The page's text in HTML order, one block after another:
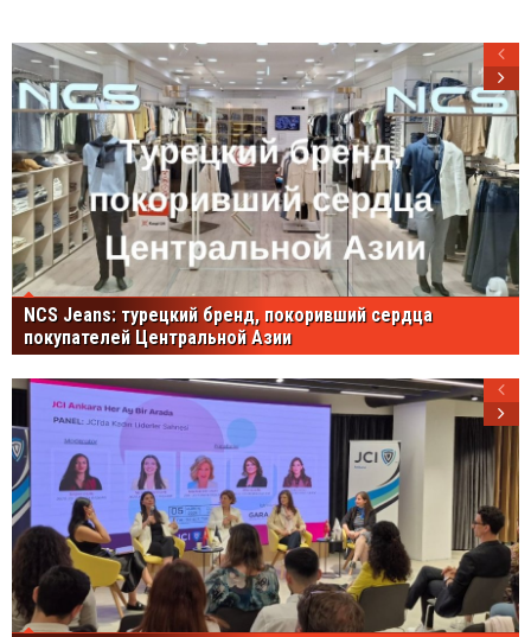
NCS Jeans: турецкий бренд, покоривший сердца
покупателей Центральной Азии